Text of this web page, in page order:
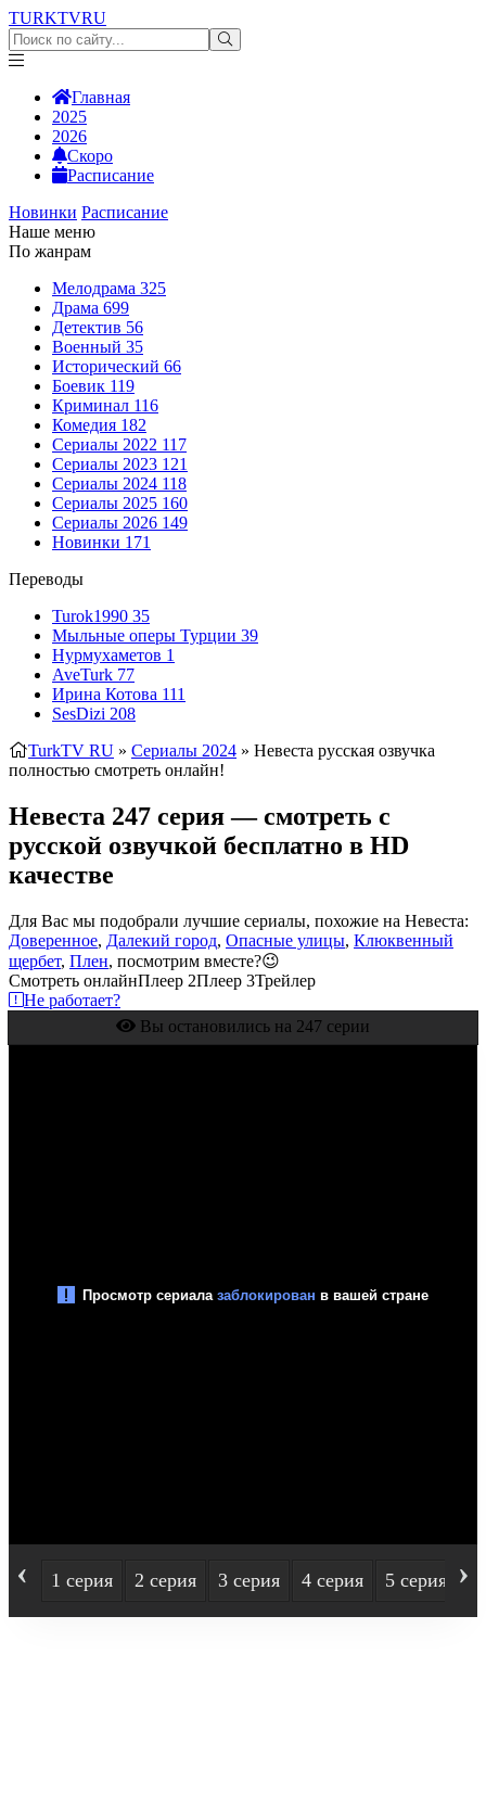
TURKTVRU
Главная
2025
2026
Скоро
Расписание
Новинки Расписание
Наше меню
По жанрам
Мелодрама 325
Драма 699
Детектив 56
Военный 35
Исторический 66
Боевик 119
Криминал 116
Комедия 182
Сериалы 2022 117
Сериалы 2023 121
Сериалы 2024 118
Сериалы 2025 160
Сериалы 2026 149
Новинки 171
Переводы
Turok1990 35
Мыльные оперы Турции 39
Нурмухаметов 1
AveTurk 77
Ирина Котова 111
SesDizi 208
TurkTV RU » Сериалы 2024 » Невеста русская озвучка
полностью смотреть онлайн!
Невеста 247 серия — смотреть с
русской озвучкой бесплатно в HD
качестве
Для Вас мы подобрали лучшие сериалы, похожие на Невеста:
Доверенное, Далекий город, Опасные улицы, Клюквенный
щербет, Плен, посмотрим вместе?😉
Смотреть онлайнПлеер 2Плеер 3Трейлер
Не работает?
Вы остановились на 247 серии
‹ 1 серия 2 серия 3 серия 4 серия 5 серия ›